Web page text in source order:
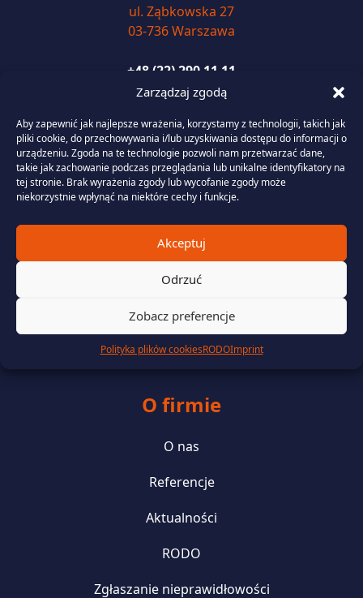
Zarządzaj zgodą
Aby zapewnić jak najlepsze wrażenia, korzystamy z technologii, takich jak
pliki cookie, do przechowywania i/lub uzyskiwania dostępu do informacji o
urządzeniu. Zgoda na te technologie pozwoli nam przetwarzać dane,
takie jak zachowanie podczas przeglądania lub unikalne identyfikatory na
tej stronie. Brak wyrażenia zgody lub wycofanie zgody może
niekorzystnie wpłynąć na niektóre cechy i funkcje.
Akceptuj
Odrzuć
Zobacz preferencje
Polityka plików cookiesRODOImprint
ul. Ząbkowska 27
03-736 Warszawa
+48 (22) 290 11 11
biuro@energysolution.pl
Usługi
Portfolio Management
Zarządzanie danymi rozliczeniowymi i telemetrycznymi
Zielona energia i efektywność energetyczna
O firmie
O nas
Referencje
Aktualności
RODO
Zgłaszanie nieprawidłowości